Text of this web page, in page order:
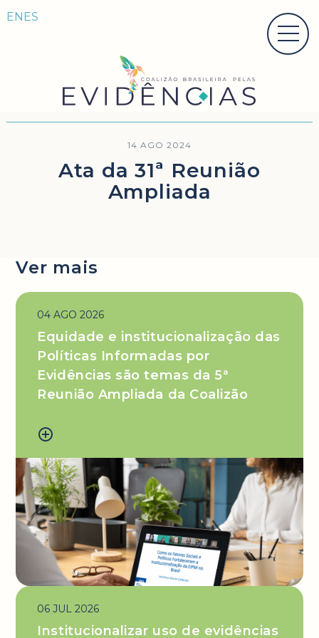
ENES
14 AGO 2024
Ata da 31ª Reunião
Ampliada
Ver mais
04 AGO 2026
Equidade e institucionalização das
Políticas Informadas por
Evidências são temas da 5ª
Reunião Ampliada da Coalizão
add_circle_outline
06 JUL 2026
Institucionalizar uso de evidências